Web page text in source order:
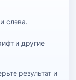
слева.
и другие
результат и